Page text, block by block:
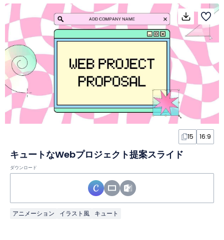
15 16:9
キュートなWebプロジェクト提案スライド
ダウンロード
アニメーション イラスト風 キュート